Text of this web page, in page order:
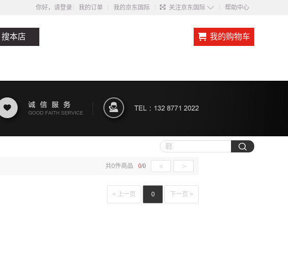
你好，请登录 我的订单 我的京东国际 关注京东国际 ◇ 帮助中心
搜本店 我的购物车
0/0 < >
共0件商品
< 上一页 0 下一页 >